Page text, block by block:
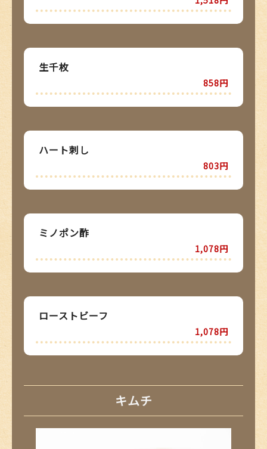
生千枚
858円
ハート刺し
803円
ミノポン酢
1,078円
ローストビーフ
1,078円
キムチ